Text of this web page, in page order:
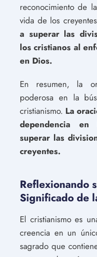
reconocimiento de
vida de los
a superar las
los cristianos al
en Dios.
En resumen, la
poderosa en la
cristianismo. La
dependencia
superar las
creyentes.
Reflexionando
Significado de
El cristianismo es
creencia en un
sagrado que